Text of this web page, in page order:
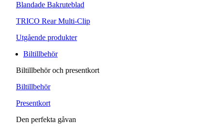
Blandade Bakruteblad
TRICO Rear Multi-Clip
Utgående produkter
Biltillbehör
Biltillbehör och presentkort
Biltillbehör
Presentkort
Den perfekta gåvan